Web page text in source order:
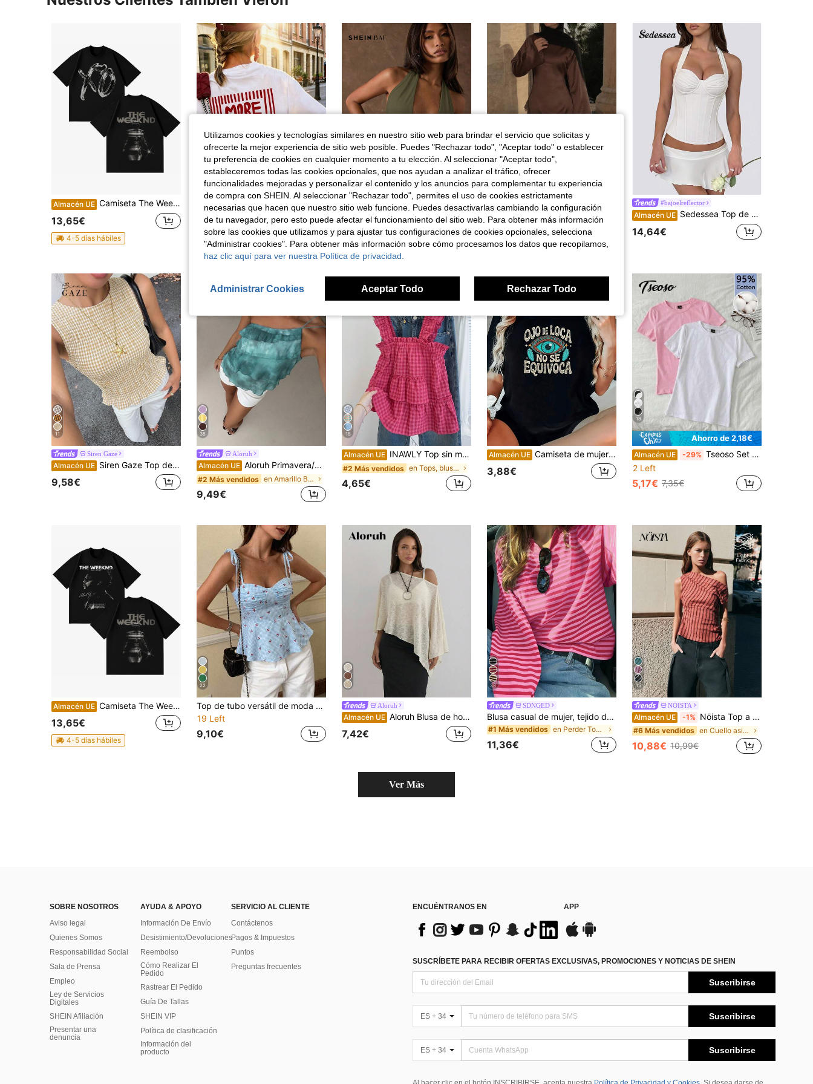
4,80 25
4,80 25
Almacén UE Camiseta The Weekndd XO grunge negra, doble cara con logo XO chrome metal líquido desgastado, robot cyber en espalda, texto THE WEEKNDD metálico, regalo fan R&B
13,65€
4-5 días hábiles
7
Almacén UE 1 pieza Camiseta de manga corta holgada casual de cuello redondo para mujer, estampado de rayas "talla grande AMOR POR FAVOR", vacaciones, oficina, uso diario, color blanco
6,92€
23
Almacén UE SHEIN BAE Top halter sin espalda de unicolor y sexy para mujer, verano
8,49€
7
15,10€
#bajoelreflector
Almacén UE Sedessea Top de camisola blanco elegante vintage con estructura de busto plisada, cintura ceñida, adecuado para eventos nupciales, vacaciones de verano en la playa, temporada de bodas
14,64€
11
Siren Gaze
Almacén UE Siren Gaze Top de tirantes sin mangas con estampado a cuadros y volantes en el bajo, corpiño fruncido elegante de cuadros blancos, estilo cottage core para brunch de verano y vacaciones
9,58€
38
Aloruh
Almacén UE Aloruh Primavera/Verano Nuevo Elegante Romántico Cita Día de San Valentín Temporada de Bodas Top de Gasa con un Hombro Espalda Descubierta Volantes Multicapa, Blusa de Volantes para Vacaciones de Chica Sexy, Temporada de Bodas Chic Enfermo, Elegante Romántico
#2 Más vendidos en Amarillo Blusas suaves para la oficina
9,49€
18
Almacén UE INAWLY Top sin mangas a cuadros casuales para mujer, verano
#2 Más vendidos en Tops, blusas y camisetas de mujer
4,65€
Almacén UE Camiseta de mujer , nuevo modelo 2026, con estampado "OJO DE LOCA NO SE EQUIVOCA", cuello redondo, manga corta, estilo casual de verano, cómoda, versátil y holgada.
3,88€
18
Ahorro de 2,18€
Almacén UE -29% Tseoso Set de 2 camisetas interiores de manga corta y cuello redondo, estilo minimalista y casual, en blanco y rosa, para primavera/verano
2 Left
5,17€ 7,35€
Almacén UE Camiseta The Weekndd Dark Grunge doble cara, retrato Abel Tesfaye blanco negro, THE WEEKNDD, firma, letras, espalda robot chrome, metal gris, regalo fan R&B
13,65€
4-5 días hábiles
22
Top de tubo versátil de moda para mujer con estampado de cuadros y cerezas, tirantes finos, fruncido delantero, cintura entallada, bajo con volantes, estilo vacacional, casual para primavera/verano
19 Left
9,10€
Aloruh
Almacén UE Aloruh Blusa de hombros transparentes con bajo asimétrico para vacaciones de mujer
7,42€
38
SDNGED
Blusa casual de mujer, tejido de punto acanalado con contraste de rayas, para uso diario, primavera/otoño
#1 Más vendidos en Perder Tops suaves para uso diario
11,36€
15
NÖISTA
Almacén UE -1% Nöista Top a rayas rojo & negro con un solo hombro, perfecto para looks de verano, otoño, fiesta y vacaciones.
#6 Más vendidos en Cuello asimétrico Tops, blusas y camisetas de m
10,88€ 10,99€
Ver Más
SOBRE NOSOTROS
Aviso legal
Quienes Somos
Responsabilidad Social
Sala de Prensa
Empleo
Ley de Servicios
Digitales
SHEIN Afiliación
Presentar una
denuncia
AYUDA & APOYO
Información De Envío
Desistimiento/Devoluciones
Reembolso
Cómo Realizar El
Pedido
Rastrear El Pedido
Guía De Tallas
SHEIN VIP
Política de clasificación
​Información del
producto
SERVICIO AL CLIENTE
Contáctenos
Pagos & Impuestos
Puntos
Preguntas frecuentes
ENCUÉNTRANOS EN APP
SUSCRÍBETE PARA RECIBIR OFERTAS EXCLUSIVAS, PROMOCIONES Y NOTICIAS DE SHEIN
Suscribirse
ES + 34 Suscribirse
ES + 34 Suscribirse
Utilizamos cookies y tecnologías similares en nuestro sitio web para brindar el servicio que solicitas y
ofrecerte la mejor experiencia de sitio web posible. Puedes "Rechazar todo", "Aceptar todo" o establecer
tu preferencia de cookies en cualquier momento a tu elección. Al seleccionar "Aceptar todo",
estableceremos todas las cookies opcionales, que nos ayudan a analizar el tráfico, ofrecer
funcionalidades mejoradas y personalizar el contenido y los anuncios para complementar tu experiencia
de compra con SHEIN. Al seleccionar "Rechazar todo", permites el uso de cookies estrictamente
necesarias que hacen que nuestro sitio web funcione. Puedes desactivarlas cambiando la configuración
de tu navegador, pero esto puede afectar el funcionamiento del sitio web. Para obtener más información
sobre las cookies que utilizamos y para ajustar tus configuraciones de cookies opcionales, selecciona
"Administrar cookies". Para obtener más información sobre cómo procesamos los datos que recopilamos,
haz clic aquí para ver nuestra Política de privacidad.
Administrar Cookies Aceptar Todo Rechazar Todo